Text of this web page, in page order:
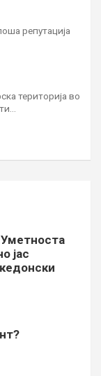
репутација
територија во
јас